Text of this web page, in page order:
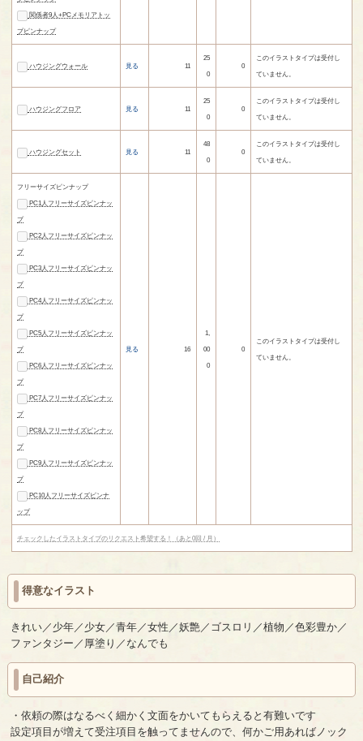
関係者9人+PCメモリアトッ
プピンナップ
ハウジングウォール 見る 11
25
0
0
このイラストタイプは受付し
ていません。
ハウジングフロア 見る 11
25
0
0
このイラストタイプは受付し
ていません。
ハウジングセット 見る 11
48
0
0
このイラストタイプは受付し
ていません。
フリーサイズピンナップ
PC1人フリーサイズピンナッ
プ
PC2人フリーサイズピンナッ
プ
PC3人フリーサイズピンナッ
プ
PC4人フリーサイズピンナッ
プ
PC5人フリーサイズピンナッ
プ
PC6人フリーサイズピンナッ
プ
PC7人フリーサイズピンナッ
プ
PC8人フリーサイズピンナッ
プ
PC9人フリーサイズピンナッ
プ
PC10人フリーサイズピンナ
ップ
見る 16
1,
00
0
0
このイラストタイプは受付し
ていません。
チェックしたイラストタイプのリクエスト希望する！（あと0回 / 月）
得意なイラスト
きれい／少年／少女／青年／女性／妖艶／ゴスロリ／植物／色彩豊か／
ファンタジー／厚塗り／なんでも
自己紹介
・依頼の際はなるべく細かく文面をかいてもらえると有難いです
設定項目が増えて受注項目を触ってませんので、何かご用あればノック